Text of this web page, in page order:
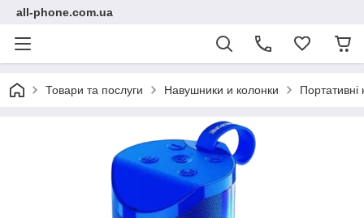
all-phone.com.ua
Товари та послуги Навушники и колонки Портативні